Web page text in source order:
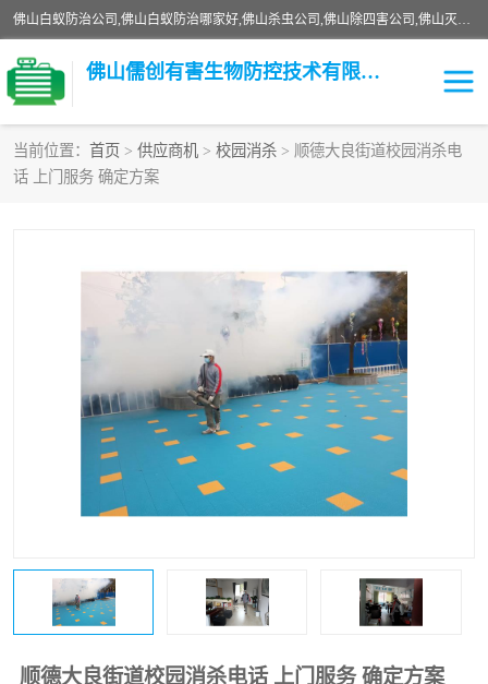
佛山白蚁防治公司,佛山白蚁防治哪家好,佛山杀虫公司,佛山除四害公司,佛山灭白蚁公司,佛山白蚁防治佛山儒创有害生物防治有限公司是一家佛山杀虫公司、佛山除四害公司、佛山灭白蚁公司、佛山白蚁防治公司，让您远离虫害困扰。要问佛山白蚁防治哪家好？佛山儒创有害生物防治有限公司全佛山、广州，正规公司，上门勘查，可靠，售后有保障。
佛山儒创有害生物防控技术有限公司
当前位置： 首页 > 供应商机 > 校园消杀 > 顺德大良街道校园消杀电
话 上门服务 确定方案
顺德大良街道校园消杀电话 上门服务 确定方案
白蚁消杀
食堂消杀
园区消杀
害虫防治